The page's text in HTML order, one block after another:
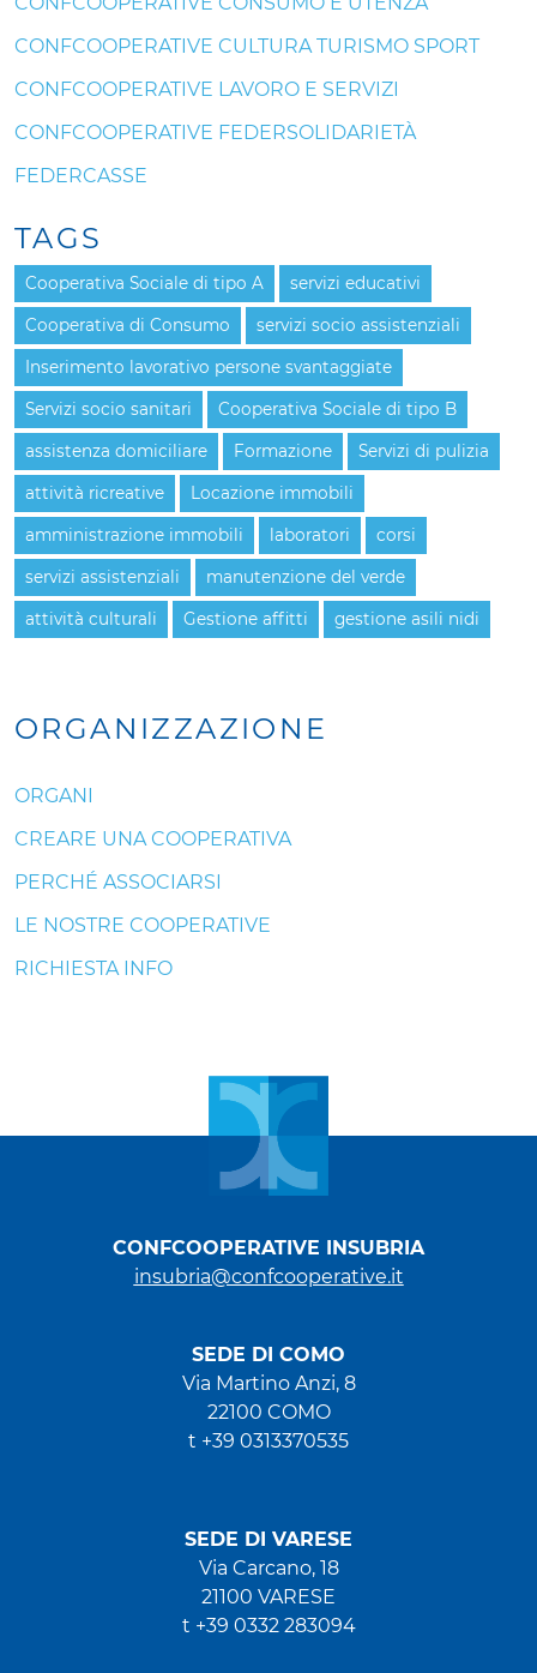
ORGANIZZAZIONE
ORGANI
CREARE UNA COOPERATIVA
PERCHÉ ASSOCIARSI
LE NOSTRE COOPERATIVE
RICHIESTA INFO
CONFCOOPERATIVE CULTURA TURISMO SPORT
CONFCOOPERATIVE LAVORO E SERVIZI
CONFCOOPERATIVE FEDERSOLIDARIETÀ
FEDERCASSE
TAGS
Cooperativa Sociale di tipo A servizi educativi
Cooperativa di Consumo servizi socio assistenziali
Inserimento lavorativo persone svantaggiate
Servizi socio sanitari Cooperativa Sociale di tipo B
assistenza domiciliare Formazione Servizi di pulizia
attività ricreative Locazione immobili
amministrazione immobili laboratori corsi
servizi assistenziali manutenzione del verde
attività culturali Gestione affitti gestione asili nidi
CONFCOOPERATIVE INSUBRIA
insubria@confcooperative.it
SEDE DI COMO
Via Martino Anzi, 8
22100 COMO
t +39 0313370535
SEDE DI VARESE
Via Carcano, 18
21100 VARESE
t +39 0332 283094